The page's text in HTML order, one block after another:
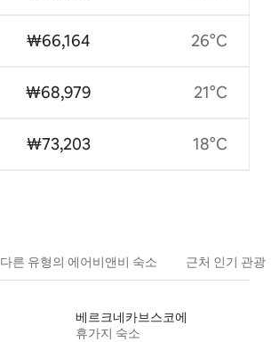
₩66,164
₩68,979
₩73,203
26°C
21°C
18°C
다른 유형의 에어비앤비 숙소 근처 인기 관광
베르크네카브스코에
휴가지 숙소